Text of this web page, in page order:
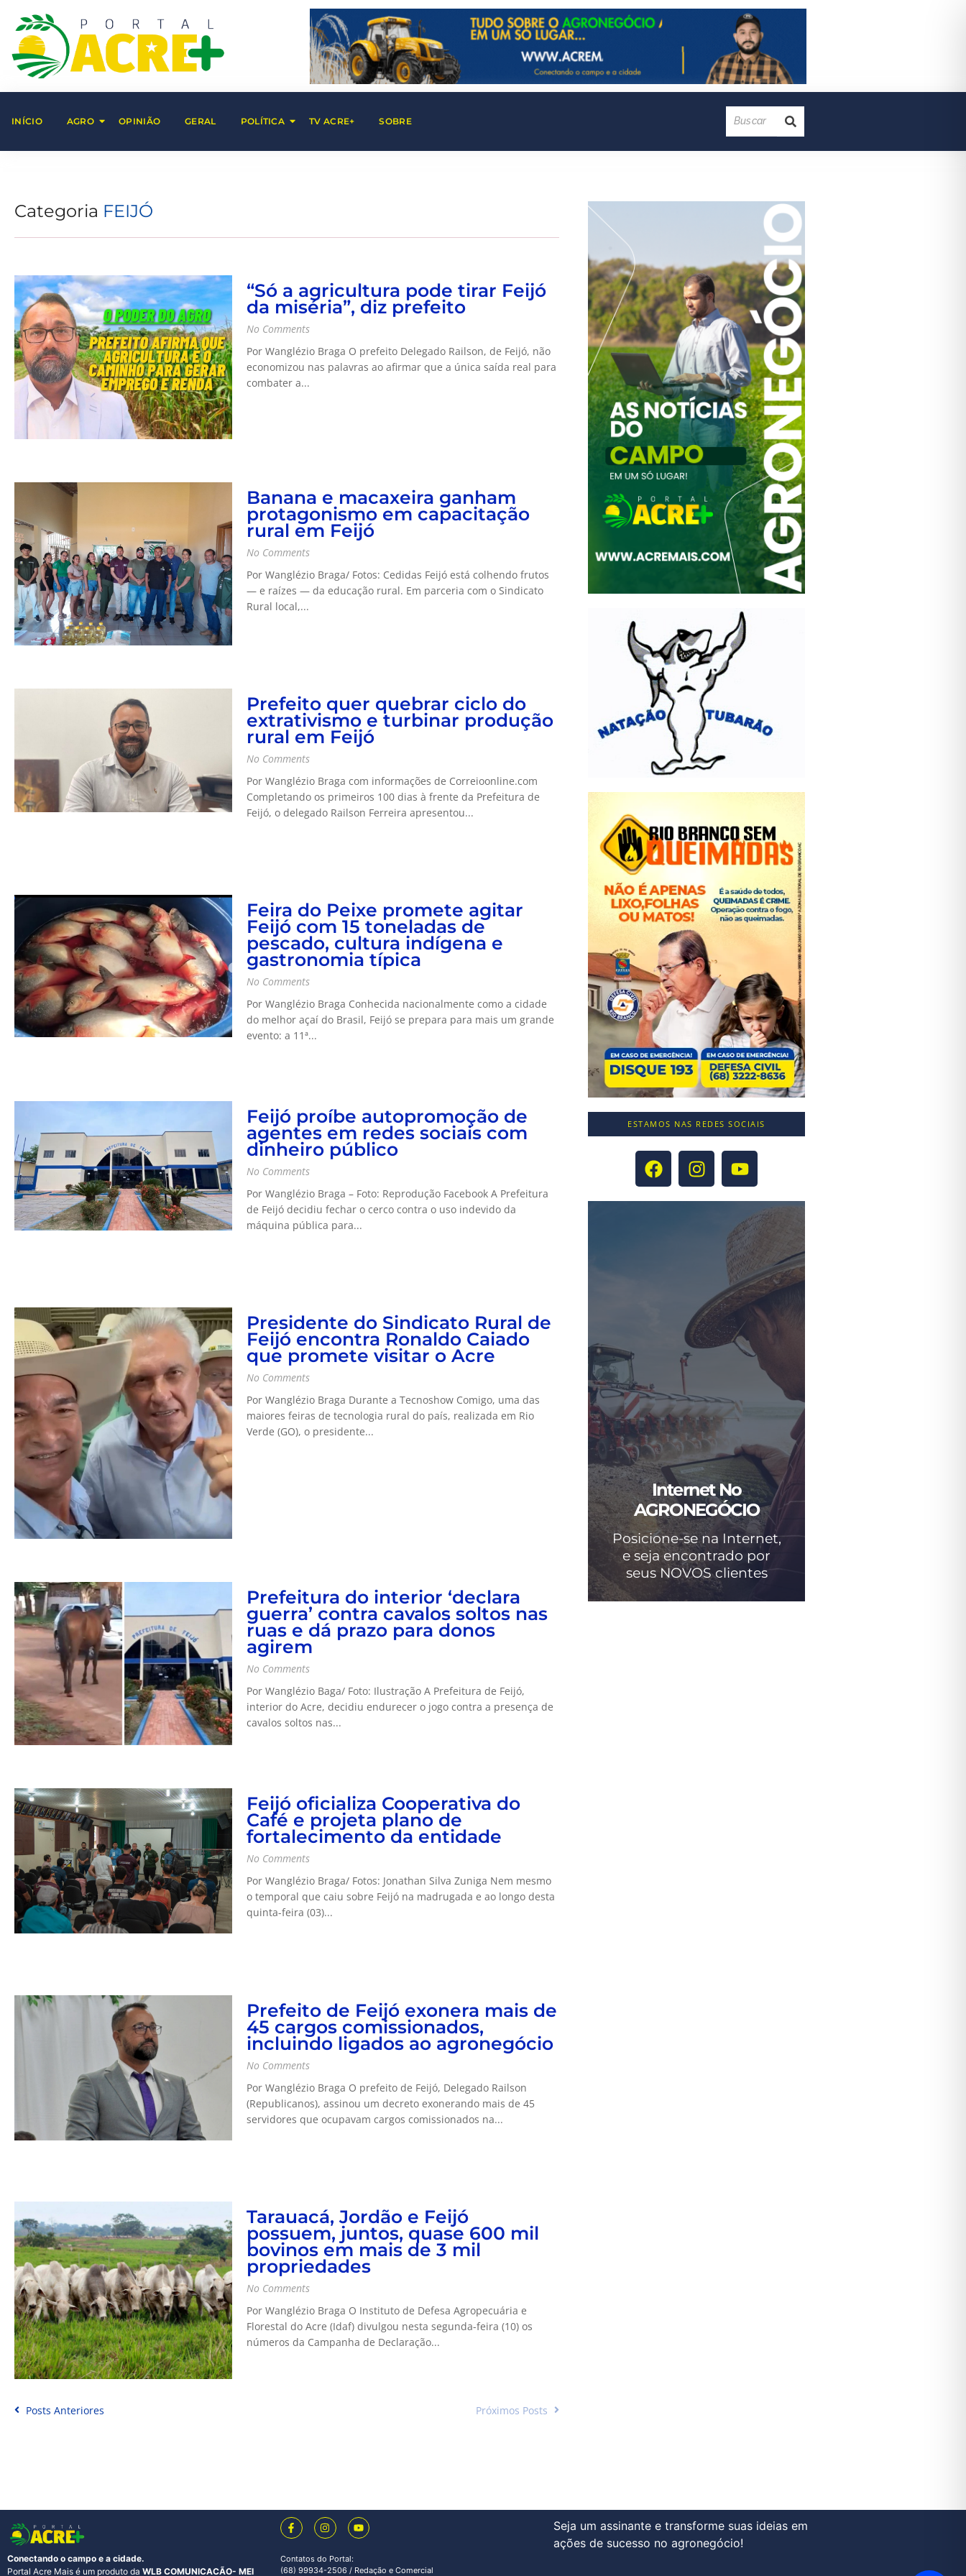
INÍCIO AGRO OPINIÃO GERAL POLÍTICA TV ACRE+ SOBRE
Categoria FEIJÓ
“Só a agricultura pode tirar Feijó
da miséria”, diz prefeito
No Comments
Por Wanglézio Braga O prefeito Delegado Railson, de Feijó, não
economizou nas palavras ao afirmar que a única saída real para
combater a...
Banana e macaxeira ganham
protagonismo em capacitação
rural em Feijó
No Comments
Por Wanglézio Braga/ Fotos: Cedidas Feijó está colhendo frutos
— e raízes — da educação rural. Em parceria com o Sindicato
Rural local,...
Prefeito quer quebrar ciclo do
extrativismo e turbinar produção
rural em Feijó
No Comments
Por Wanglézio Braga com informações de Correioonline.com
Completando os primeiros 100 dias à frente da Prefeitura de
Feijó, o delegado Railson Ferreira apresentou...
Feira do Peixe promete agitar
Feijó com 15 toneladas de
pescado, cultura indígena e
gastronomia típica
No Comments
Por Wanglézio Braga Conhecida nacionalmente como a cidade
do melhor açaí do Brasil, Feijó se prepara para mais um grande
evento: a 11ª...
Feijó proíbe autopromoção de
agentes em redes sociais com
dinheiro público
No Comments
Por Wanglézio Braga – Foto: Reprodução Facebook A Prefeitura
de Feijó decidiu fechar o cerco contra o uso indevido da
máquina pública para...
Presidente do Sindicato Rural de
Feijó encontra Ronaldo Caiado
que promete visitar o Acre
No Comments
Por Wanglézio Braga Durante a Tecnoshow Comigo, uma das
maiores feiras de tecnologia rural do país, realizada em Rio
Verde (GO), o presidente...
Prefeitura do interior ‘declara
guerra’ contra cavalos soltos nas
ruas e dá prazo para donos
agirem
No Comments
Por Wanglézio Baga/ Foto: Ilustração A Prefeitura de Feijó,
interior do Acre, decidiu endurecer o jogo contra a presença de
cavalos soltos nas...
Feijó oficializa Cooperativa do
Café e projeta plano de
fortalecimento da entidade
No Comments
Por Wanglézio Braga/ Fotos: Jonathan Silva Zuniga Nem mesmo
o temporal que caiu sobre Feijó na madrugada e ao longo desta
quinta-feira (03)...
Prefeito de Feijó exonera mais de
45 cargos comissionados,
incluindo ligados ao agronegócio
No Comments
Por Wanglézio Braga O prefeito de Feijó, Delegado Railson
(Republicanos), assinou um decreto exonerando mais de 45
servidores que ocupavam cargos comissionados na...
Tarauacá, Jordão e Feijó
possuem, juntos, quase 600 mil
bovinos em mais de 3 mil
propriedades
No Comments
Por Wanglézio Braga O Instituto de Defesa Agropecuária e
Florestal do Acre (Idaf) divulgou nesta segunda-feira (10) os
números da Campanha de Declaração...
Posts Anteriores Próximos Posts
ESTAMOS NAS REDES SOCIAIS
Internet No
AGRONEGÓCIO
Posicione-se na Internet,
e seja encontrado por
seus NOVOS clientes
Conectando o campo e a cidade.
Portal Acre Mais é um produto da WLB COMUNICACÃO- MEI
Contatos do Portal:
(68) 99934-2506 / Redação e Comercial
Seja um assinante e transforme suas ideias em
ações de sucesso no agronegócio!